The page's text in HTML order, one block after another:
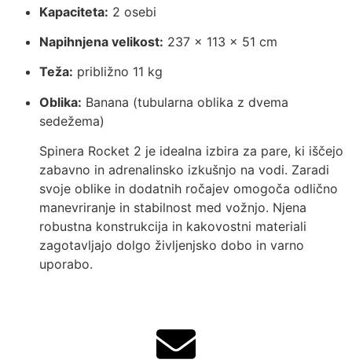
Kapaciteta: 2 osebi
Napihnjena velikost: 237 × 113 × 51 cm
Teža: približno 11 kg
Oblika: Banana (tubularna oblika z dvema
sedežema)
Spinera Rocket 2 je idealna izbira za pare, ki iščejo
zabavno in adrenalinsko izkušnjo na vodi. Zaradi
svoje oblike in dodatnih ročajev omogoča odlično
manevriranje in stabilnost med vožnjo. Njena
robustna konstrukcija in kakovostni materiali
zagotavljajo dolgo življenjsko dobo in varno
uporabo.